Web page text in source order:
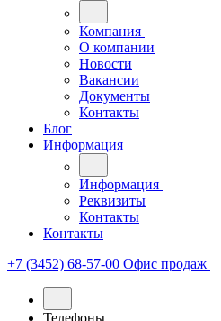
Компания
О компании
Новости
Вакансии
Документы
Контакты
Блог
Информация
Информация
Реквизиты
Контакты
Контакты
+7 (3452) 68-57-00 Офис продаж
Телефоны